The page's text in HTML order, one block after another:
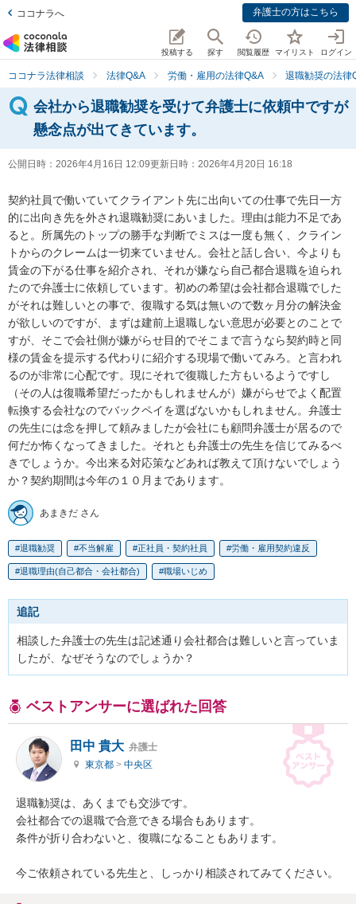
ココナラへ 弁護士の方はこちら
投稿する 探す 閲覧履歴 マイリスト ログイン
ココナラ法律相談 法律Q&A 労働・雇用の法律Q&A 退職勧奨の法律
会社から退職勧奨を受けて弁護士に依頼中ですが
懸念点が出てきています。
公開日時： 2026年4月16日 12:09更新日時： 2026年4月20日 16:18
契約社員で働いていてクライアント先に出向いての仕事で先日一方
的に出向き先を外され退職勧奨にあいました。理由は能力不足であ
ると。所属先のトップの勝手な判断でミスは一度も無く、クライン
トからのクレームは一切来ていません。会社と話し合い、今よりも
賃金の下がる仕事を紹介され、それが嫌なら自己都合退職を迫られ
たので弁護士に依頼しています。初めの希望は会社都合退職でした
がそれは難しいとの事で、復職する気は無いので数ヶ月分の解決金
が欲しいのですが、まずは建前上退職しない意思が必要とのことで
すが、そこで会社側が嫌がらせ目的でそこまで言うなら契約時と同
様の賃金を提示する代わりに紹介する現場で働いてみろ。と言われ
るのが非常に心配です。現にそれで復職した方もいるようですし
（その人は復職希望だったかもしれませんが）嫌がらせでよく配置
転換する会社なのでバックペイを選ばないかもしれません。弁護士
の先生には念を押して頼みましたが会社にも顧問弁護士が居るので
何だか怖くなってきました。それとも弁護士の先生を信じてみるべ
きでしょうか。今出来る対応策などあれば教えて頂けないでしょう
か？契約期間は今年の１０月まであります。
あまきだ さん
退職勧奨 不当解雇 正社員・契約社員 労働・雇用契約違反
退職理由(自己都合・会社都合) 職場いじめ
追記
相談した弁護士の先生は記述通り会社都合は難しいと言っていま
したが、なぜそうなのでしょうか？
ベストアンサーに選ばれた回答
田中 貴大 弁護士
東京都 > 中央区
退職勧奨は、あくまでも交渉です。
会社都合での退職で合意できる場合もあります。
条件が折り合わないと、復職になることもあります。
今ご依頼されている先生と、しっかり相談されてみてください。